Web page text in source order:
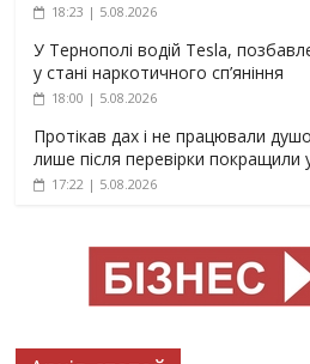
18:23 | 5.08.2026
У Тернополі водій Tesla,
у стані наркотичного сп’яніння
18:00 | 5.08.2026
Протікав дах і не працювали
лише після перевірки
17:22 | 5.08.2026